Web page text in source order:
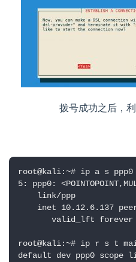
拨号成功之后，利
root@kali:~# ip a s ppp0
5: ppp0:
    link/ppp
inet 10.12.6.137
valid_lft
root@kali:~# ip r s t
default dev ppp0 scope